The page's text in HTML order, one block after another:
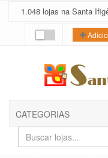
1.048 lojas na Santa
CATEGORIAS
Buscar
lojas